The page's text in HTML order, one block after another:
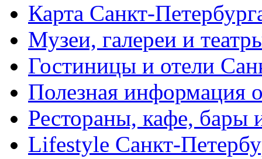
Карта Санкт-
Музеи, галереи и
Гостиницы и отели
Полезная информация
Рестораны, кафе, бары
Lifestyle Санкт-